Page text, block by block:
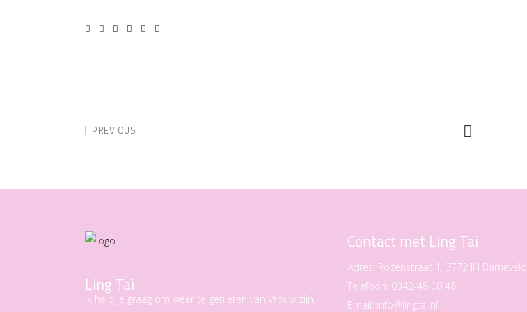
PREVIOUS
Ling Tai
Ik help je graag om weer te genieten van Vrouw zijn.
Contact met Ling Tai
Adres: Rozenstraat 1, 3772 JH Barneveld
Telefoon: 0342-48 00 48
Email: info@lingtai.nl